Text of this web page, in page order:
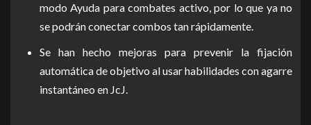
modo Ayuda para combates activo, por lo que ya no
se podrán conectar combos tan rápidamente.
Se han hecho mejoras para prevenir la fijación
automática de objetivo al usar habilidades con agarre
instantáneo en JcJ.